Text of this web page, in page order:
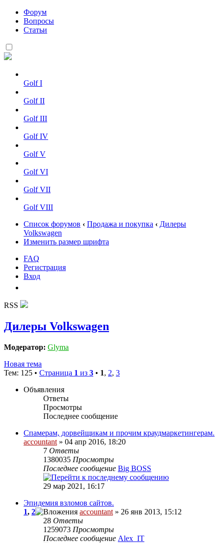
Форум
Вопросы
Статьи
Golf I
Golf II
Golf III
Golf IV
Golf V
Golf VI
Golf VII
Golf VIII
Список форумов ‹ Продажа и покупка ‹ Дилеры
Volkswagen
Изменить размер шрифта
FAQ
Регистрация
Вход
RSS
Дилеры Volkswagen
Модератор: Glyma
Новая тема
Тем: 125 • Страница 1 из 3 • 1, 2, 3
Объявления
Ответы
Просмотры
Последнее сообщение
Спамерам, дорвейщикам и прочим краудмаркетингерам.
accountant » 04 апр 2016, 18:20
7 Ответы
1380035 Просмотры
Последнее сообщение Big BOSS
29 мар 2021, 16:17
Эпидемия взломов сайтов.
1, 2 accountant » 26 янв 2013, 15:12
28 Ответы
1259073 Просмотры
Последнее сообщение Alex_IT